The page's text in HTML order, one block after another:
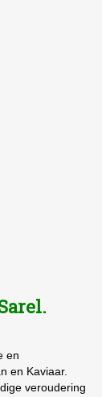
en
en Kaviaar.
veroudering